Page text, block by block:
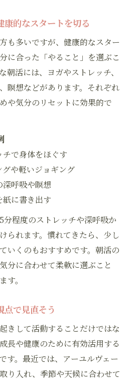
康的なスタートを切る
も多いですが、健康的なスター
に合った「やること」を選ぶこ
朝活には、ヨガやストレッチ、
瞑想などがあります。それぞれ
や気分のリセットに効果的で
で身体をほぐす
や軽いジョギング
呼吸や瞑想
に書き出す
程度のストレッチや深呼吸か
られます。慣れてきたら、少し
いくのもおすすめです。朝活の
分に合わせて柔軟に選ぶこと
す。
点で見直そう
きして活動することだけではな
長や健康のために有効活用する
す。最近では、アーユルヴェー
り入れ、季節や天候に合わせて